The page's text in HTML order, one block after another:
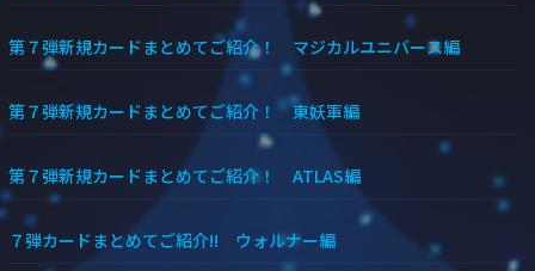
第７弾新規カードまとめてご紹介！ マジカルユニバース編
第７弾新規カードまとめてご紹介！ 東妖軍編
第７弾新規カードまとめてご紹介！ ATLAS編
７弾カードまとめてご紹介!! ウォルナー編